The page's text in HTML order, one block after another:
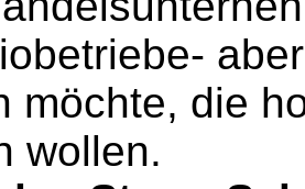
möchte, die
wollen.